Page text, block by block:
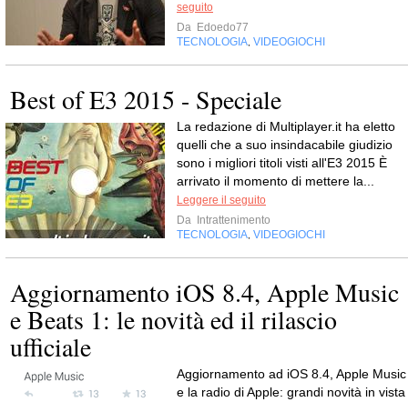
seguito
Da Edoedo77
TECNOLOGIA VIDEOGIOCHI
Best of E3 2015 - Speciale
La redazione di Multiplayer.it ha eletto
quelli che a suo insindacabile giudizio
sono i migliori titoli visti all'E3 2015 È
arrivato il momento di mettere la...
Leggere il seguito
Da
Intrattenimento
TECNOLOGIA VIDEOGIOCHI
Aggiornamento iOS 8.4, Apple Music
e Beats 1: le novità ed il rilascio
ufficiale
Aggiornamento ad iOS 8.4, Apple Music
e la radio di Apple: grandi novità in vista